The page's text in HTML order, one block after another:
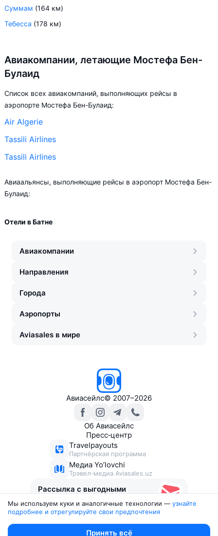
Суммам (164 км)
Тебесса (178 км)
Авиакомпании, летающие Мостефа Бен-
Булаид
Список всех авиакомпаний, выполняющих рейсы в
аэропорте Мостефа Бен-Булаид:
Air Algerie
Tassili Airlines
Tassili Airlines
Авиаальянсы, выполняющие рейсы в аэропорт Мостефа Бен-
Булаид:
Отели в Батне
Авиакомпании
Направления
Города
Аэропорты
Aviasales в мире
Авиасейлс© 2007–2026
Об Авиасейлс
Пресс‑центр
Travelpayouts
Партнёрская программа
Медиа Yo’lovchi
Трэвел‑медиа Aviasales.uz
Рассылка с выгодными
Юридические документы
Мы используем куки и аналогичные технологии — узнайте
подробнее и отрегулируйте свои предпочтения
Принять всё